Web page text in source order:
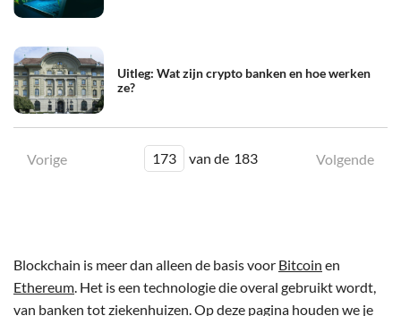
Uitleg: Wat zijn crypto banken en hoe werken
ze?
Vorige 173 van de 183 Volgende
Blockchain is meer dan alleen de basis voor Bitcoin en
Ethereum. Het is een technologie die overal gebruikt wordt,
van banken tot ziekenhuizen. Op deze pagina houden we je